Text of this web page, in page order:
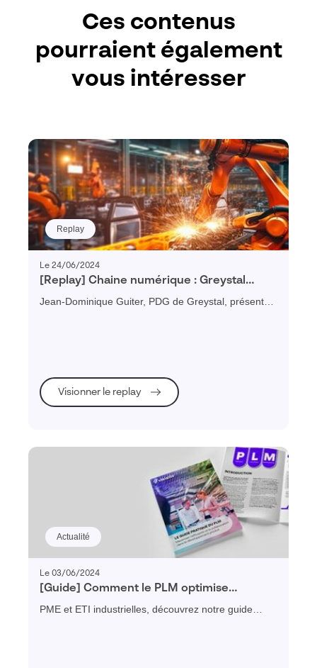
Ces contenus
pourraient également
vous intéresser
Replay
Le 24/06/2024
[Replay] Chaine numérique : Greystal
témoigne des bénéfices d’un PLM pour
une PME industrielle
Jean-Dominique Guiter, PDG de Greystal, présente
Visionner le replay
Actualité
Le 03/06/2024
[Guide] Comment le PLM optimise
l’efficacité et la collaboration dans la
PME et ETI industrielles, découvrez notre guide